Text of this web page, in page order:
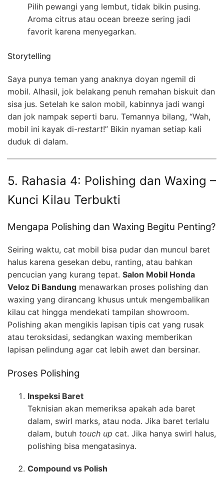
Pilih pewangi yang lembut, tidak bikin pusing.
Aroma citrus atau ocean breeze sering jadi
favorit karena menyegarkan.
Storytelling
Saya punya teman yang anaknya doyan ngemil di
mobil. Alhasil, jok belakang penuh remahan biskuit dan
sisa jus. Setelah ke salon mobil, kabinnya jadi wangi
dan jok nampak seperti baru. Temannya bilang, “Wah,
mobil ini kayak di-restart!” Bikin nyaman setiap kali
duduk di dalam.
5. Rahasia 4: Polishing dan Waxing –
Kunci Kilau Terbukti
Mengapa Polishing dan Waxing Begitu Penting?
Seiring waktu, cat mobil bisa pudar dan muncul baret
halus karena gesekan debu, ranting, atau bahkan
pencucian yang kurang tepat. Salon Mobil Honda
Veloz Di Bandung menawarkan proses polishing dan
waxing yang dirancang khusus untuk mengembalikan
kilau cat hingga mendekati tampilan showroom.
Polishing akan mengikis lapisan tipis cat yang rusak
atau teroksidasi, sedangkan waxing memberikan
lapisan pelindung agar cat lebih awet dan bersinar.
Proses Polishing
Inspeksi Baret
Teknisian akan memeriksa apakah ada baret
dalam, swirl marks, atau noda. Jika baret terlalu
dalam, butuh touch up cat. Jika hanya swirl halus,
polishing bisa mengatasinya.
Compound vs Polish